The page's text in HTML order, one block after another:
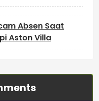
Absen Saat
Aston Villa